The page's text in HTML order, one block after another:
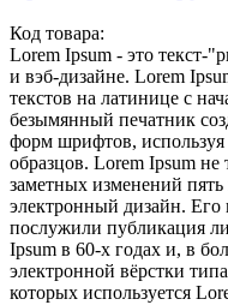
Код товара:
Lorem Ipsum - это текст-
и вэб-дизайне. Lorem
текстов на латинице с
безымянный печатник
форм шрифтов, используя
образцов. Lorem Ipsum
заметных изменений
электронный дизайн. Его
послужили публикация
Ipsum в 60-х годах и, в
электронной вёрстки
которых используется